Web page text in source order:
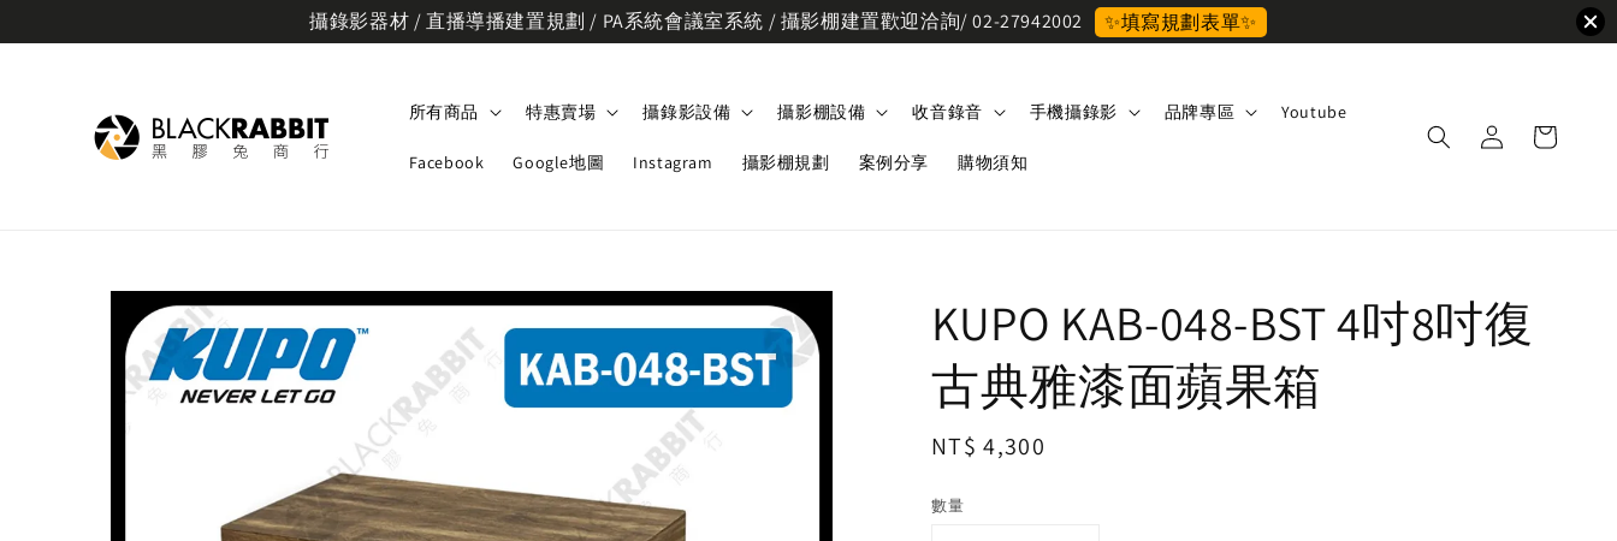
攝錄影器材 / 直播導播建置規劃 / PA系統會議室系統 / 攝影棚建置歡迎洽詢/ 02-27942002 ✨填寫規劃表單✨
所有商品 特惠賣場 攝錄影設備 攝影棚設備 收音錄音 手機攝錄影 品牌專區 Youtube
Facebook Google地圖 Instagram 攝影棚規劃 案例分享 購物須知
KUPO KAB-048-BST 4吋8吋復
古典雅漆面蘋果箱
Regular
NT$ 4,300
數量